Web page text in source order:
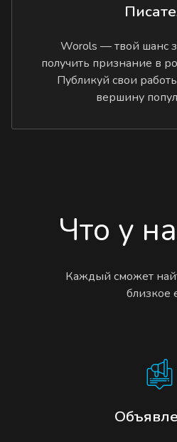
Worols — твой шанс
получить признание в
Публикуй свои
вершину
Что у
Каждый сможет
близкое